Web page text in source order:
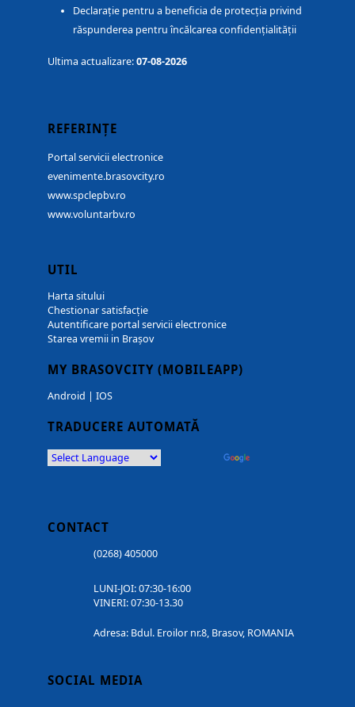
Declarație pentru a beneficia de protecția privind
răspunderea pentru încălcarea confidențialității
Ultima actualizare:07-08-2026
REFERINȚE
Portal servicii electronice
evenimente.brasovcity.ro
www.spclepbv.ro
www.voluntarbv.ro
UTIL
Harta sitului
Chestionar satisfacție
Autentificare portal servicii electronice
Starea vremii in Brașov
MY BRASOVCITY (MOBILEAPP)
Android | IOS
TRADUCERE AUTOMATĂ
CONTACT
(0268) 405000
LUNI-JOI: 07:30-16:00
VINERI: 07:30-13.30
Adresa: Bdul. Eroilor nr.8, Brasov, ROMANIA
SOCIAL MEDIA